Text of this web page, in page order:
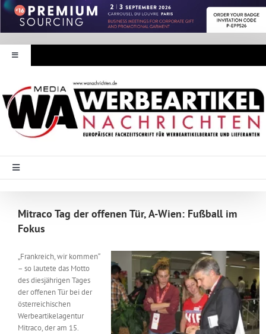
Zum
Inhalt
springen
Toggle
Navigation
Werbeartikel Nachrichten
E-Paper
WA Media
Kontakt
Toggle
Messen & Events
Unternehmen
Mitraco Tag der offenen Tür, A-Wien: Fußball im
Fokus
„Frankreich, wir kommen“
– so lautete das Motto
des diesjährigen Tages
der offenen Tür bei der
österreichischen
Werbeartikelagentur
Mitraco, der am 15.